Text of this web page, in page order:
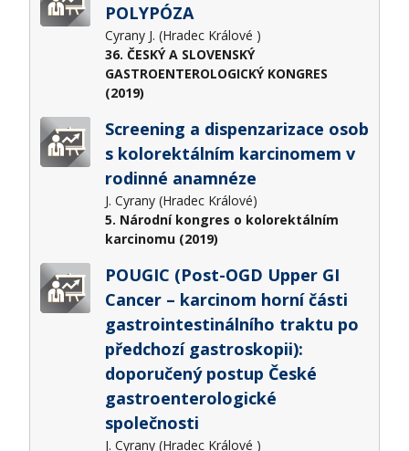
POLYPÓZA
Cyrany J. (Hradec Králové )
36. ČESKÝ A SLOVENSKÝ
GASTROENTEROLOGICKÝ KONGRES
(2019)
Screening a dispenzarizace osob
s kolorektálním karcinomem v
rodinné anamnéze
J. Cyrany (Hradec Králové)
5. Národní kongres o kolorektálním
karcinomu (2019)
POUGIC (Post-OGD Upper GI
Cancer – karcinom horní části
gastrointestinálního traktu po
předchozí gastroskopii):
doporučený postup České
gastroenterologické
společnosti
J. Cyrany (Hradec Králové )